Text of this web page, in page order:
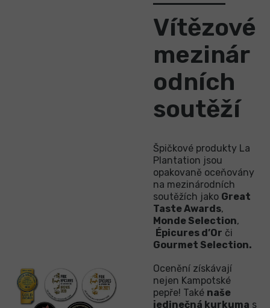
Vítězové
mezinár
odních
soutěží
Špičkové produkty La
Plantation jsou
opakovaně oceňovány
na mezinárodních
soutěžích jako Great
Taste Awards,
Monde Selection,
Épicures d’Or či
Gourmet Selection.
Ocenění získávají
nejen Kampotské
pepře! Také naše
jedinečná kurkuma s